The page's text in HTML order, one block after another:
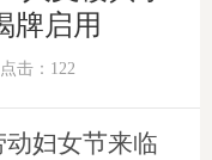
牌启用
点击： 122
动妇女节来临